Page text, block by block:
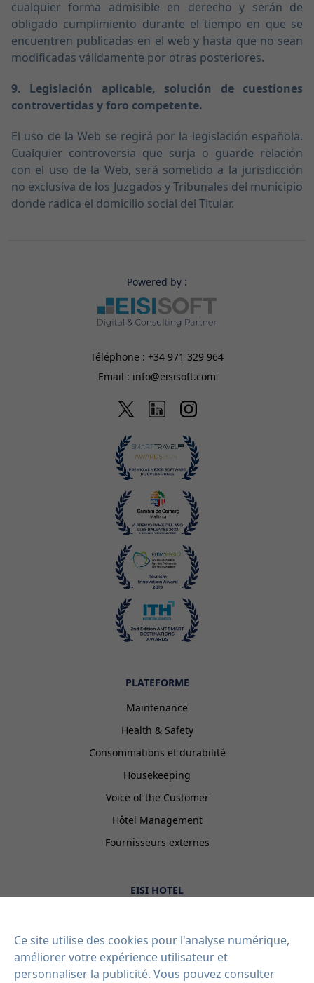
cualquier forma admisible en derecho y serán de
obligado cumplimiento durante el tiempo en que se
encuentren publicadas en el web y hasta que no sean
modificadas válidamente por otras posteriores.
9. Legislación aplicable, solución de cuestiones
controvertidas y foro competente.
El uso de la Web se regirá por la legislación española.
Cualquier controversia que surja o guarde relación
con el uso de la Web, será sometido a la jurisdicción
no exclusiva de los Juzgados y Tribunales del municipio
donde radica el domicilio social del Titular.
Powered by :
Téléphone : +34 971 329 964
Email : info@eisisoft.com
PLATEFORME
Maintenance
Health & Safety
Consommations et durabilité
Housekeeping
Voice of the Customer
Hôtel Management
Fournisseurs externes
EISI HOTEL
Contact
Blog
Ce site utilise des cookies pour l'analyse numérique,
améliorer votre expérience utilisateur et
personnaliser la publicité. Vous pouvez consulter